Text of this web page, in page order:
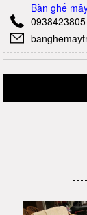
Bàn ghế
0938423805